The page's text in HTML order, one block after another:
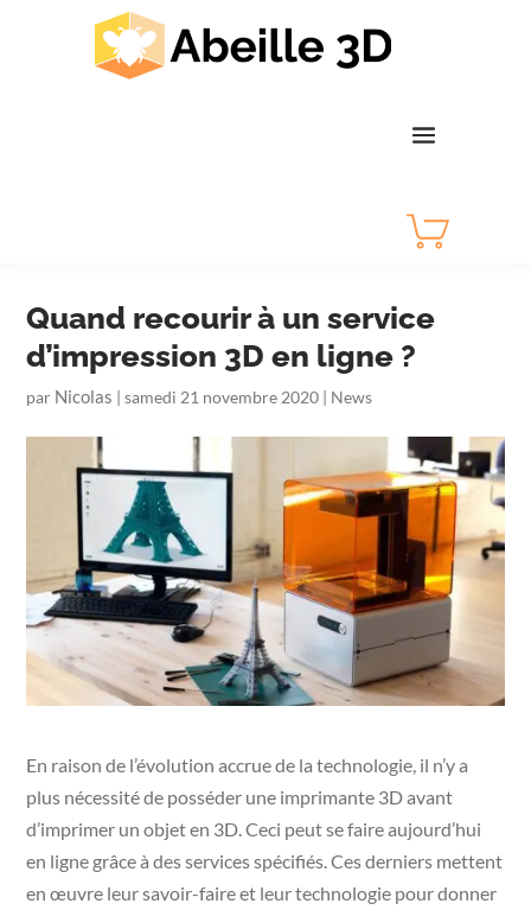
Quand recourir à un service
d’impression 3D en ligne ?
par Nicolas |samedi 21 novembre 2020 News
En raison de l’évolution accrue de la technologie, il n’y a
plus nécessité de posséder une imprimante 3D avant
d’imprimer un objet en 3D. Ceci peut se faire aujourd’hui
en ligne grâce à des services spécifiés. Ces derniers mettent
en œuvre leur savoir-faire et leur technologie pour donner